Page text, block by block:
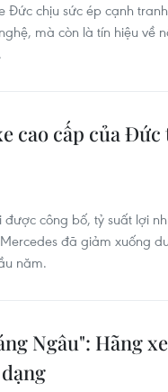
Đức chịu sức ép cạnh
mà còn là tín hiệu về
cao cấp của
công bố, tỷ suất lợi
đã giảm xuống
năm.
Ngâu": Hãng